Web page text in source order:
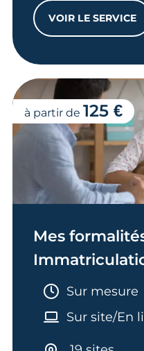
VOIR LE SERVICE
MES
Mes
Durée :
Sur mesure
Sur site/En
à partir de 125 €